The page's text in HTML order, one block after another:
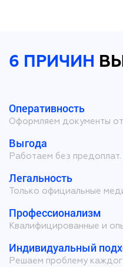
6 ПРИЧИН
Оперативность
Оформляем документы от
Выгода
Работаем без
Легальность
Только официальные
Профессионализм
Квалифицированные и
Индивидуальный
Решаем проблему